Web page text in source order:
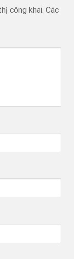
công khai. Các